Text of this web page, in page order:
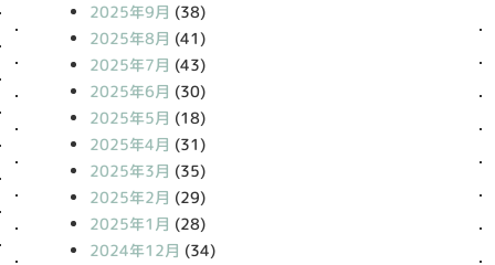
2025年9月 (38)
2025年8月 (41)
2025年7月 (43)
2025年6月 (30)
2025年5月 (18)
2025年4月 (31)
2025年3月 (35)
2025年2月 (29)
2025年1月 (28)
2024年12月 (34)